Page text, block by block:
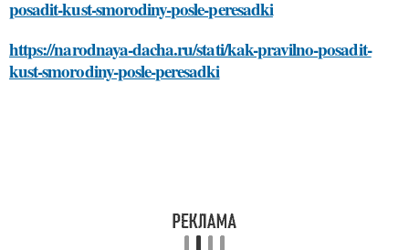
posadit-kust-smorodiny-posle-peresadki
https://narodnaya-dacha.ru/stati/kak-pravilno-posadit-
kust-smorodiny-posle-peresadki